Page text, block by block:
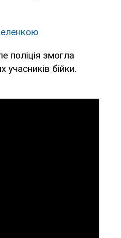
поліція змогла
бійки.